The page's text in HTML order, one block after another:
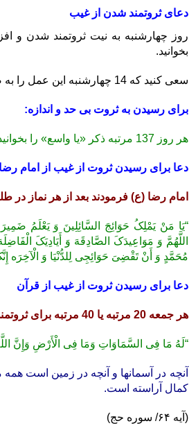
دعای ثروتمند شدن از غیب
روز چهارشنبه به نیت ثروتمند شدن و
بخوانید.
سعی کنید که 14 چهارشنبه این عمل را به صورت مداوم و پشت سرهم انجام دهید.
برای رسیدن به ثروت بی حد و اندازه:
هر روز 137 مرتبه ذکر «یا واسع» را بخوانید.
دعا برای رسیدن ثروت از غیب از امام رضا
امام رضا (ع) فرمودندبعد از هر نماز در
“یَا مَنْ یَمْلِکُ حَوَائِجَ السَّائِلِینَ وَ یَعْلَمُ
اللَّهُمَّ وَ مَوَاعِیدَکَ الصَّادِقَهَ وَ أَیَادِیَکَ‏
مُحَمَّدٍ وَ أَنْ تَقْضِیَ حَوَائِجِی لِلدُّنْیَا وَ
دعا برای رسیدن ثروت از غیب از قرآن
هر جمعه 20 مرتبه یا 40 مرتبه برای ثروتمند شدن این ذکر را بخوانید.
“لَهُ مَا فِی السَّمَاوَاتِ وَمَا فِی الْأَرْضِ وَإِنَّ
آنچه در آسمانها و آنچه در زمین است
کمال آراسته است.
(آیه ۶۴/ سوره حج)